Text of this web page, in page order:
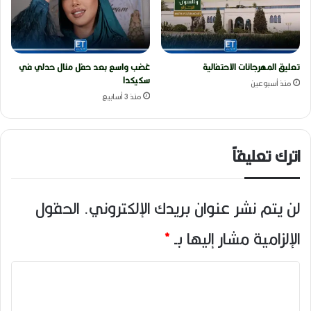
تعليق المهرجانات الاحتفالية
منذ أسبوعين
غضب واسع بعد حفل منال حدلي في
سكيكدا
منذ 3 أسابيع
اترك تعليقاً
لن يتم نشر عنوان بريدك الإلكتروني. الحقول
الإلزامية مشار إليها بـ*
ا